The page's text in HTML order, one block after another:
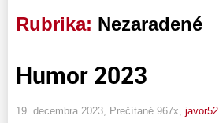
Rubrika: Nezaradené
Humor 2023
19. decembra 2023, Prečítané 967x, javor52